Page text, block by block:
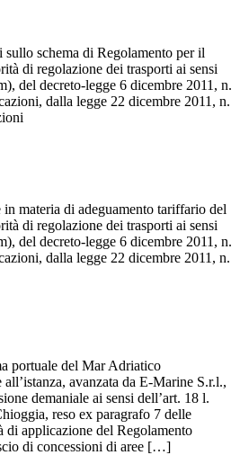
schema di Regolamento per il
di regolazione dei trasporti ai sensi
del decreto-legge 6 dicembre 2011, n.
dalla legge 22 dicembre 2011, n.
materia di adeguamento tariffario del
di regolazione dei trasporti ai sensi
del decreto-legge 6 dicembre 2011, n.
dalla legge 22 dicembre 2011, n.
portuale del Mar Adriatico
avanzata da E-Marine S.r.l.,
demaniale ai sensi dell’art. 18 l.
reso ex paragrafo 7 delle
di applicazione del Regolamento
di concessioni di aree […]